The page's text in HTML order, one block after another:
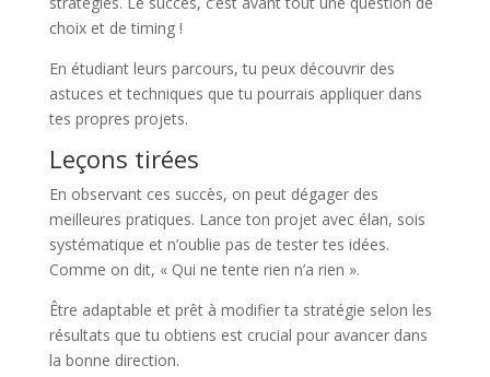
choix et de timing !
En étudiant leurs parcours, tu peux découvrir des
astuces et techniques que tu pourrais appliquer dans
tes propres projets.
Leçons tirées
En observant ces succès, on peut dégager des
meilleures pratiques. Lance ton projet avec élan, sois
systématique et n’oublie pas de tester tes idées.
Comme on dit, « Qui ne tente rien n’a rien ».
Être adaptable et prêt à modifier ta stratégie selon les
résultats que tu obtiens est crucial pour avancer dans
la bonne direction.